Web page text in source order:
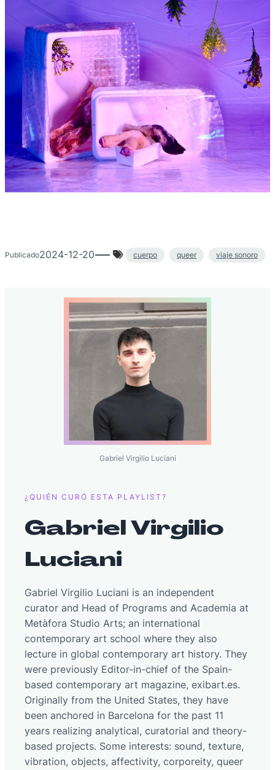
Publicado2024-12-20 cuerpo queer viaje sonoro
Gabriel Virgilio Luciani
¿QUIÉN CURÓ ESTA PLAYLIST?
Gabriel Virgilio
Luciani
Gabriel Virgilio Luciani is an independent
curator and Head of Programs and Academia at
Metàfora Studio Arts; an international
contemporary art school where they also
lecture in global contemporary art history. They
were previously Editor-in-chief of the Spain-
based contemporary art magazine, exibart.es.
Originally from the United States, they have
been anchored in Barcelona for the past 11
years realizing analytical, curatorial and theory-
based projects. Some interests: sound, texture,
vibration, objects, affectivity, corporeity, queer